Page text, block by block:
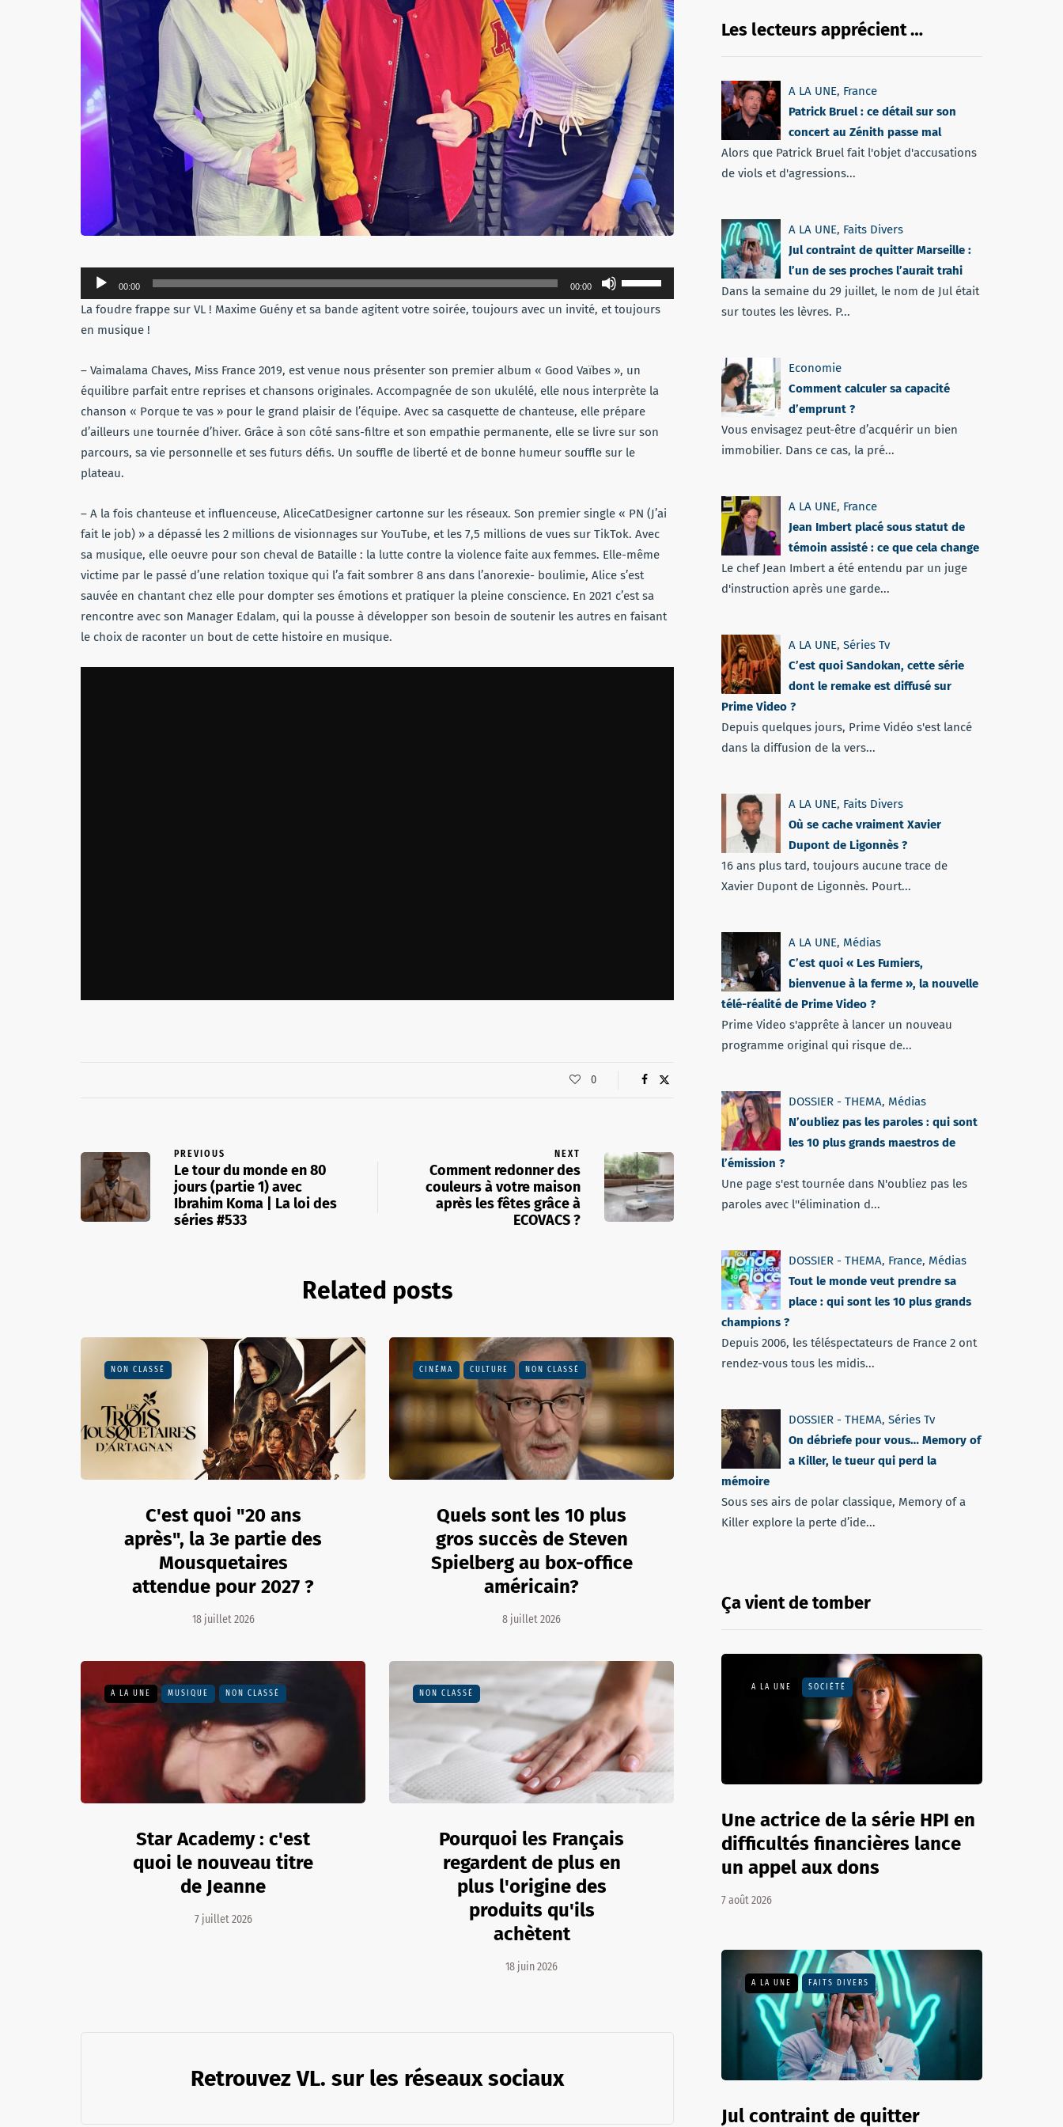
Lecteur
audio
00:00 00:00
les
flèches
augmenter
diminuer
La foudre frappe sur VL ! Maxime Guény et sa bande agitent votre soirée, toujours avec un invité, et toujours
en musique !
– Vaimalama Chaves, Miss France 2019, est venue nous présenter son premier album « Good Vaïbes », un
équilibre parfait entre reprises et chansons originales. Accompagnée de son ukulélé, elle nous interprète la
chanson « Porque te vas » pour le grand plaisir de l’équipe. Avec sa casquette de chanteuse, elle prépare
d’ailleurs une tournée d’hiver. Grâce à son côté sans-filtre et son empathie permanente, elle se livre sur son
parcours, sa vie personnelle et ses futurs défis. Un souffle de liberté et de bonne humeur souffle sur le
plateau.
– A la fois chanteuse et influenceuse, AliceCatDesigner cartonne sur les réseaux. Son premier single « PN (J’ai
fait le job) » a dépassé les 2 millions de visionnages sur YouTube, et les 7,5 millions de vues sur TikTok. Avec
sa musique, elle oeuvre pour son cheval de Bataille : la lutte contre la violence faite aux femmes. Elle-même
victime par le passé d’une relation toxique qui l’a fait sombrer 8 ans dans l’anorexie- boulimie, Alice s’est
sauvée en chantant chez elle pour dompter ses émotions et pratiquer la pleine conscience. En 2021 c’est sa
rencontre avec son Manager Edalam, qui la pousse à développer son besoin de soutenir les autres en faisant
le choix de raconter un bout de cette histoire en musique.
0
PREVIOUS
Le tour du monde en 80
jours (partie 1) avec
Ibrahim Koma | La loi des
séries #533
NEXT
Comment redonner des
couleurs à votre maison
après les fêtes grâce à
ECOVACS ?
Related posts
NON CLASSÉ
C'est quoi "20 ans
après", la 3e partie des
Mousquetaires
attendue pour 2027 ?
18 juillet 2026
CINÉMA CULTURE NON CLASSÉ
Quels sont les 10 plus
gros succès de Steven
Spielberg au box-office
américain?
8 juillet 2026
A LA UNE MUSIQUE NON CLASSÉ
Star Academy : c'est
quoi le nouveau titre
de Jeanne
7 juillet 2026
NON CLASSÉ
Pourquoi les Français
regardent de plus en
plus l'origine des
produits qu'ils
achètent
18 juin 2026
Retrouvez VL. sur les réseaux sociaux
Les lecteurs apprécient …
A LA UNE, France
Patrick Bruel : ce détail sur son
concert au Zénith passe mal
Alors que Patrick Bruel fait l'objet d'accusations
de viols et d'agressions...
A LA UNE, Faits Divers
Jul contraint de quitter Marseille :
l’un de ses proches l’aurait trahi
Dans la semaine du 29 juillet, le nom de Jul était
sur toutes les lèvres. P...
Economie
Comment calculer sa capacité
d’emprunt ?
Vous envisagez peut-être d’acquérir un bien
immobilier. Dans ce cas, la pré...
A LA UNE, France
Jean Imbert placé sous statut de
témoin assisté : ce que cela change
Le chef Jean Imbert a été entendu par un juge
d'instruction après une garde...
A LA UNE, Séries Tv
C’est quoi Sandokan, cette série
dont le remake est diffusé sur
Prime Video ?
Depuis quelques jours, Prime Vidéo s'est lancé
dans la diffusion de la vers...
A LA UNE, Faits Divers
Où se cache vraiment Xavier
Dupont de Ligonnès ?
16 ans plus tard, toujours aucune trace de
Xavier Dupont de Ligonnès. Pourt...
A LA UNE, Médias
C’est quoi « Les Fumiers,
bienvenue à la ferme », la nouvelle
télé-réalité de Prime Video ?
Prime Video s'apprête à lancer un nouveau
programme original qui risque de...
DOSSIER - THEMA, Médias
N’oubliez pas les paroles : qui sont
les 10 plus grands maestros de
l’émission ?
Une page s'est tournée dans N'oubliez pas les
paroles avec l''élimination d...
DOSSIER - THEMA, France, Médias
Tout le monde veut prendre sa
place : qui sont les 10 plus grands
champions ?
Depuis 2006, les téléspectateurs de France 2 ont
rendez-vous tous les midis...
DOSSIER - THEMA, Séries Tv
On débriefe pour vous… Memory of
a Killer, le tueur qui perd la
mémoire
Sous ses airs de polar classique, Memory of a
Killer explore la perte d’ide...
Ça vient de tomber
A LA UNE SOCIÉTÉ
Une actrice de la série HPI en
difficultés financières lance
un appel aux dons
7 août 2026
A LA UNE FAITS DIVERS
Jul contraint de quitter